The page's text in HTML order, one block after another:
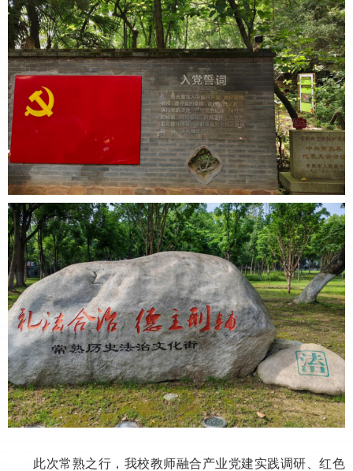
此次常熟之行，我校教师融合产业党建实践调研、红色